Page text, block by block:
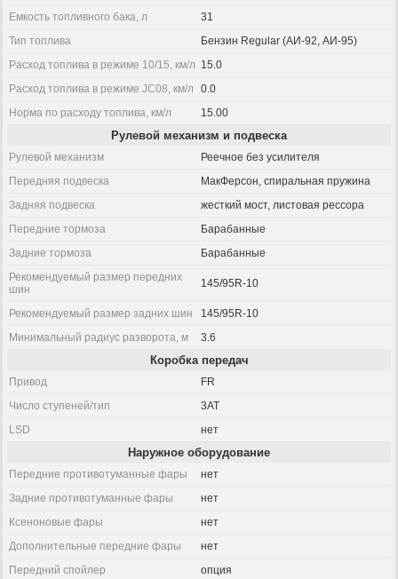
Емкость топливного бака, л
31
Тип топлива
Бензин Regular (АИ-92, АИ-95)
Расход топлива в режиме 10/15, км/л 15.0
Расход топлива в режиме JC08, км/л
0.0
Норма по расходу топлива, км/л
15.00
Рулевой механизм и подвеска
Рулевой механизм
Реечное без усилителя
Передняя подвеска
МакФерсон, спиральная пружина
Задняя подвеска
жесткий мост, листовая рессора
Передние тормоза
Барабанные
Задние тормоза
Барабанные
Рекомендуемый размер передних
шин
145/95R-10
Рекомендуемый размер задних шин
145/95R-10
Минимальный радиус разворота, м
3.6
Коробка передач
Привод
FR
Число ступеней/тип
3AT
LSD
нет
Наружное оборудование
Передние противотуманные фары
нет
Задние противотуманные фары
нет
Ксеноновые фары
нет
Дополнительные передние фары
нет
Передний спойлер
опция